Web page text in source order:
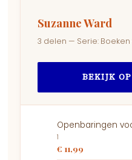
Suzanne Ward
3 delen — Serie:
BEKIJK
Openbaringen
1
€ 11,99